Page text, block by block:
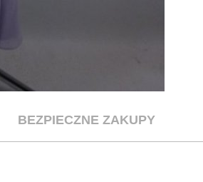
BEZPIECZNE ZAKUPY